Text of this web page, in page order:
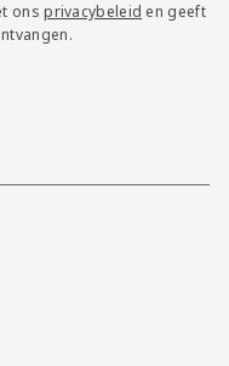
onsprivacybeleid en geeft